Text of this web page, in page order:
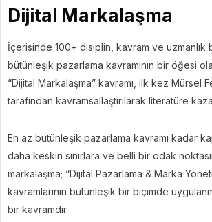
Dijital Markalaşma
İçerisinde 100+ disiplin, kavram ve uzmanlık
bütünleşik pazarlama kavramının bir öğesi
“Dijital Markalaşma” kavramı, ilk kez Mürsel
tarafından kavramsallaştırılarak literatüre
En az bütünleşik pazarlama kavramı kadar
daha keskin sınırlara ve belli bir odak
markalaşma; “Dijital Pazarlama & Marka
kavramlarının bütünleşik bir biçimde
bir kavramdır.